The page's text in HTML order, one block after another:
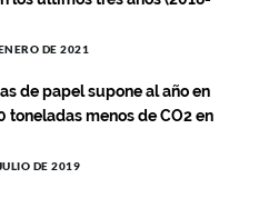
DE 2021
de papel supone al año en
toneladas menos de CO2 en
DE 2019